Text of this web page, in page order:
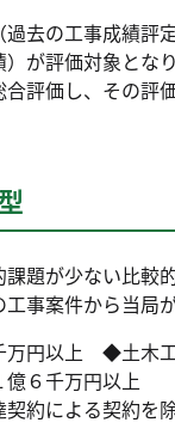
去の工事成績評
が評価対象とな
評価し、その評
題が少ない比較
事案件から当局が
万円以上 ◆土木
６千万円以上
契約による契約を